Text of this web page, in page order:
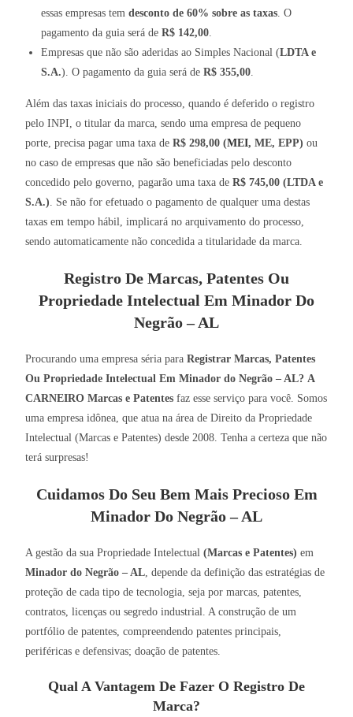
essas empresas temdesconto de 60% sobre as taxas. O
pagamento da guia será deR$ 142,00.
Empresas que não são aderidas ao Simples Nacional (LDTA e
S.A.). O pagamento da guia será deR$ 355,00.
Além das taxas iniciais do processo, quando é deferido o registro
pelo INPI, o titular da marca, sendo uma empresa de pequeno
porte, precisa pagar uma taxa deR$ 298,00 (MEI, ME, EPP) ou
no caso de empresas que não são beneficiadas pelo desconto
concedido pelo governo, pagarão uma taxa deR$ 745,00 (LTDA e
S.A.). Se não for efetuado o pagamento de qualquer uma destas
taxas em tempo hábil, implicará no arquivamento do processo,
sendo automaticamente não concedida a titularidade da marca.
Registro De Marcas, Patentes Ou
Propriedade Intelectual Em Minador Do
Negrão – AL
Procurando uma empresa séria paraRegistrar Marcas, Patentes
Ou Propriedade Intelectual Em Minador do Negrão – AL? A
CARNEIRO Marcas e Patentes faz esse serviço para você. Somos
uma empresa idônea, que atua na área de Direito da Propriedade
Intelectual (Marcas e Patentes) desde 2008. Tenha a certeza que não
terá surpresas!
Cuidamos Do Seu Bem Mais Precioso Em
Minador Do Negrão – AL
A gestão da sua Propriedade Intelectual(Marcas e Patentes) em
Minador do Negrão – AL, depende da definição das estratégias de
proteção de cada tipo de tecnologia, seja por marcas, patentes,
contratos, licenças ou segredo industrial. A construção de um
portfólio de patentes, compreendendo patentes principais,
periféricas e defensivas; doação de patentes.
Qual A Vantagem De Fazer O Registro De
Marca?